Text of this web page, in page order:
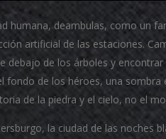
humana, deambulas, como un
artificial de las estaciones.
debajo de los árboles y
fondo de los héroes, una
de la piedra y el cielo, no el
la ciudad de las noches